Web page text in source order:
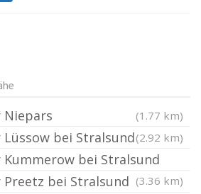
(1.77 km)
bei Stralsund(2.92 km)
bei Stralsund
(3.36 km)
bei Stralsund